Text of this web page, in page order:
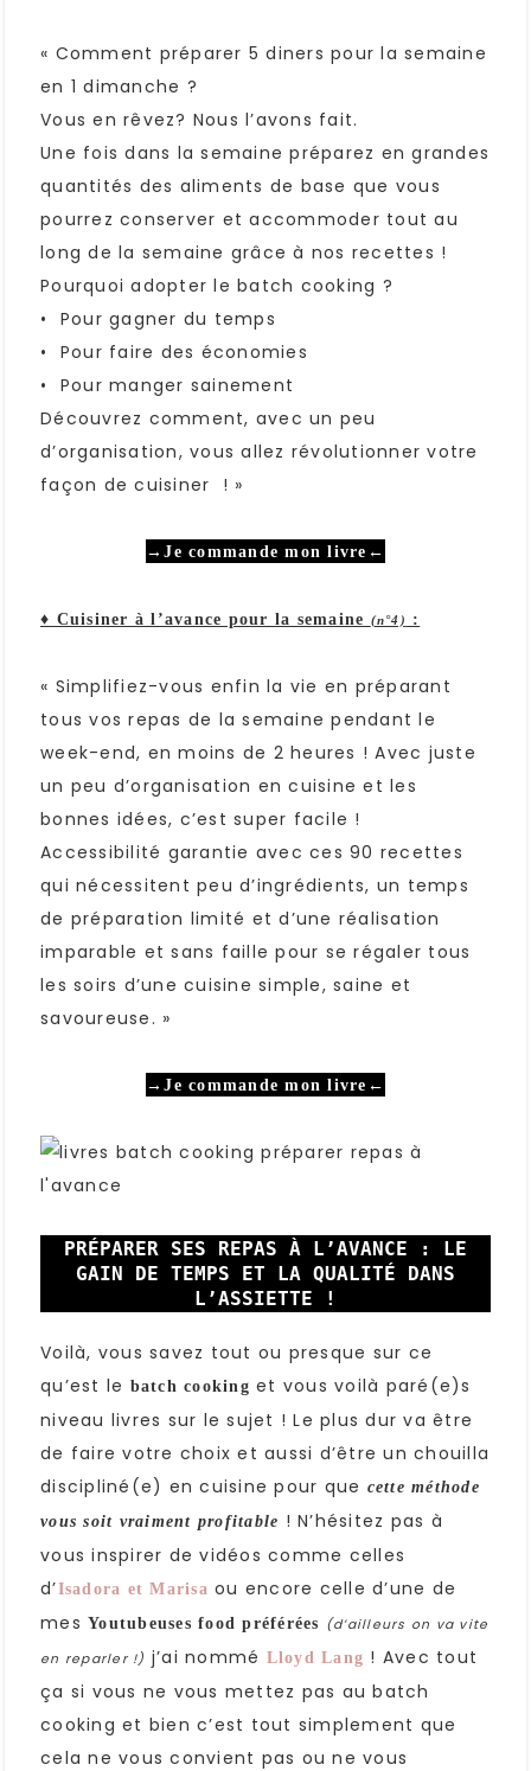
« Comment préparer 5 diners pour la semaine
en 1 dimanche ?
Vous en rêvez? Nous l’avons fait.
Une fois dans la semaine préparez en grandes
quantités des aliments de base que vous
pourrez conserver et accommoder tout au
long de la semaine grâce à nos recettes !
Pourquoi adopter le batch cooking ?
• Pour gagner du temps
• Pour faire des économies
• Pour manger sainement
Découvrez comment, avec un peu
d’organisation, vous allez révolutionner votre
façon de cuisiner ! »
→Je commande mon livre ←
♦ Cuisiner à l’avance pour la semaine (n°4) :
« Simplifiez-vous enfin la vie en préparant
tous vos repas de la semaine pendant le
week-end, en moins de 2 heures ! Avec juste
un peu d’organisation en cuisine et les
bonnes idées, c’est super facile !
Accessibilité garantie avec ces 90 recettes
qui nécessitent peu d’ingrédients, un temps
de préparation limité et d’une réalisation
imparable et sans faille pour se régaler tous
les soirs d’une cuisine simple, saine et
savoureuse. »
→Je commande mon livre ←
PRÉPARER SES REPAS À L’AVANCE : LE
GAIN DE TEMPS ET LA QUALITÉ DANS
L’ASSIETTE !
Voilà, vous savez tout ou presque sur ce
qu’est le batch cooking et vous voilà paré(e)s
niveau livres sur le sujet ! Le plus dur va être
de faire votre choix et aussi d’être un chouilla
discipliné(e) en cuisine pour que cette méthode
vous soit vraiment profitable ! N’hésitez pas à
vous inspirer de vidéos comme celles
d’Isadora et Marisa ou encore celle d’une de
mes Youtubeuses food préférées (d’ailleurs on va vite
en reparler !) j’ai nommé Lloyd Lang ! Avec tout
ça si vous ne vous mettez pas au batch
cooking et bien c’est tout simplement que
cela ne vous convient pas ou ne vous